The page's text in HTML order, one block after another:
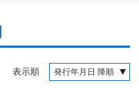
表示順